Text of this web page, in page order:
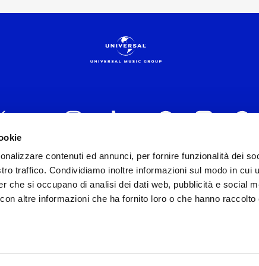
contenuti ed annunci, per fornire funzionalità dei
traffico. Condividiamo inoltre informazioni sul modo in cui
che si occupano di analisi dei dati web, pubblicità e social
altre informazioni che ha fornito loro o che hanno raccolto
VEDI I
ITALIA s.r.l. (Società con unico socio) | Via Nervesa,
Iscritta al REA di Milano con il numero 966135 in
Capitale sociale Euro 2.000.000 interamente versato.
in tema di corporate compliance ed al fine di
di gestione e organizzazione ex d.lgs. 231/2001 e
Cookie Policy|Riserva diritti|Diritti dell’utente sulla